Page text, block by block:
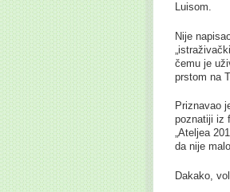
Luisom.
Nije
čemu je
prstom na
Priznavao
poznatiji iz
„Ateljea
da nije
Dakako,